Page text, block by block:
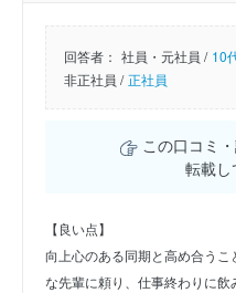
回答者： 社員・元社員 / 10
非正社員 / 正社員
この口コミ
転載し
【良い点】
向上心のある同期と高め合うこ
な先輩に頼り、仕事終わりに